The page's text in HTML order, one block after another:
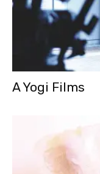
A Yogi Films